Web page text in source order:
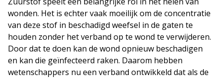
wonden. Het is echter vaak moeilijk om de concentratie
van deze stof in beschadigd weefsel in de gaten te
houden zonder het verband op te wond te verwijderen.
Door dat te doen kan de wond opnieuw beschadigen
en kan die geïnfecteerd raken. Daarom hebben
wetenschappers nu een verband ontwikkeld dat als de